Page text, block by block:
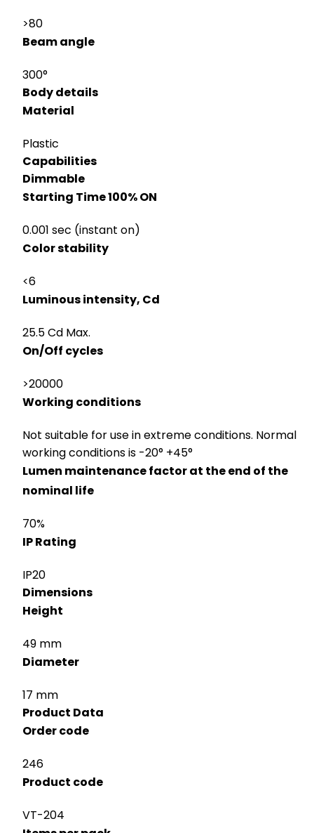
>80
Beam angle
300°
Body details
Material
Plastic
Capabilities
Dimmable
Starting Time 100% ON
0.001 sec (instant on)
Color stability
<6
Luminous intensity, Cd
25.5 Cd Max.
On/Off cycles
>20000
Working conditions
Not suitable for use in extreme conditions. Normal
working conditions is -20° +45°
Lumen maintenance factor at the end of the
nominal life
70%
IP Rating
IP20
Dimensions
Height
49 mm
Diameter
17 mm
Product Data
Order code
246
Product code
VT-204